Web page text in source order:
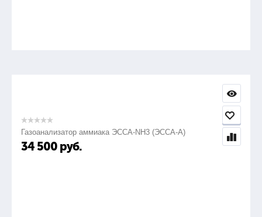
Газоанализатор аммиака ЭССА-NH3 (ЭССА-А)
34 500 руб.